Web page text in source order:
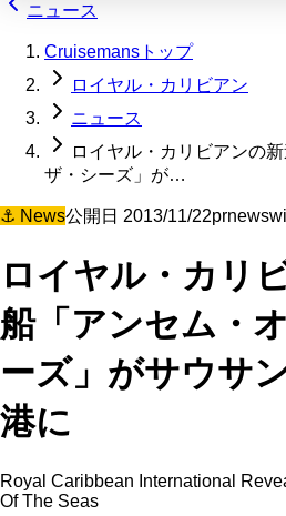
ニュース
Cruisemansトップ
ロイヤル・カリビアン
ニュース
ロイヤル・カリビアンの
ザ・シーズ」が…
⚓ News公開日 2013/11/22
ロイヤル・カリ
船「アンセム・
ーズ」がサウサ
港に
Royal Caribbean International
Of The Seas